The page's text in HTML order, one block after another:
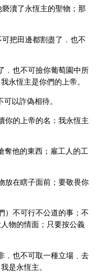
瀆了永恆主的聖物；那
把田邊都割盡了﹐也不
﹐也不可撿你葡萄園中所
永恆主是你們的上帝。
以詐偽相待。
你的上帝的名：我永恆主
奪他的東西；雇工人的工
放在瞎子面前；要敬畏你
）不可行不公道的事；不
物的情面；只要按公義
﹐也不可取一種立場﹑去
是永恆主。